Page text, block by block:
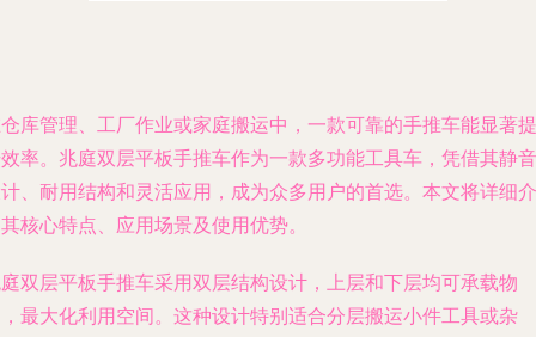
库管理、工厂作业或家庭搬运中，一款可靠的手推车能显著提
率。兆庭双层平板手推车作为一款多功能工具车，凭借其静音
、耐用结构和灵活应用，成为众多用户的首选。本文将详细介
核心特点、应用场景及使用优势。
双层平板手推车采用双层结构设计，上层和下层均可承载物
最大化利用空间。这种设计特别适合分层搬运小件工具或杂